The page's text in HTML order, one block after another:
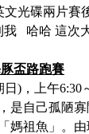
文光碟兩片
我 哈哈 這次
盃路跑賽
日)，上午6:30
是自己孤陋
媽祖魚」。